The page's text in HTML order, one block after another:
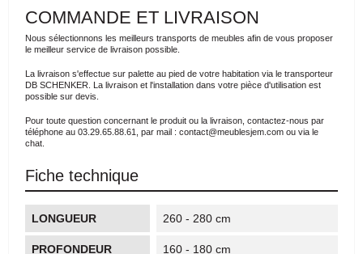
COMMANDE ET LIVRAISON
Nous sélectionnons les meilleurs transports de meubles afin de vous proposer
le meilleur service de livraison possible.
La livraison s'effectue sur palette au pied de votre habitation via le transporteur
DB SCHENKER. La livraison et l'installation dans votre pièce d'utilisation est
possible sur devis.
Pour toute question concernant le produit ou la livraison, contactez-nous par
téléphone au 03.29.65.88.61, par mail : contact@meublesjem.com ou via le
chat.
Fiche technique
LONGUEUR 260 - 280 cm
PROFONDEUR 160 - 180 cm